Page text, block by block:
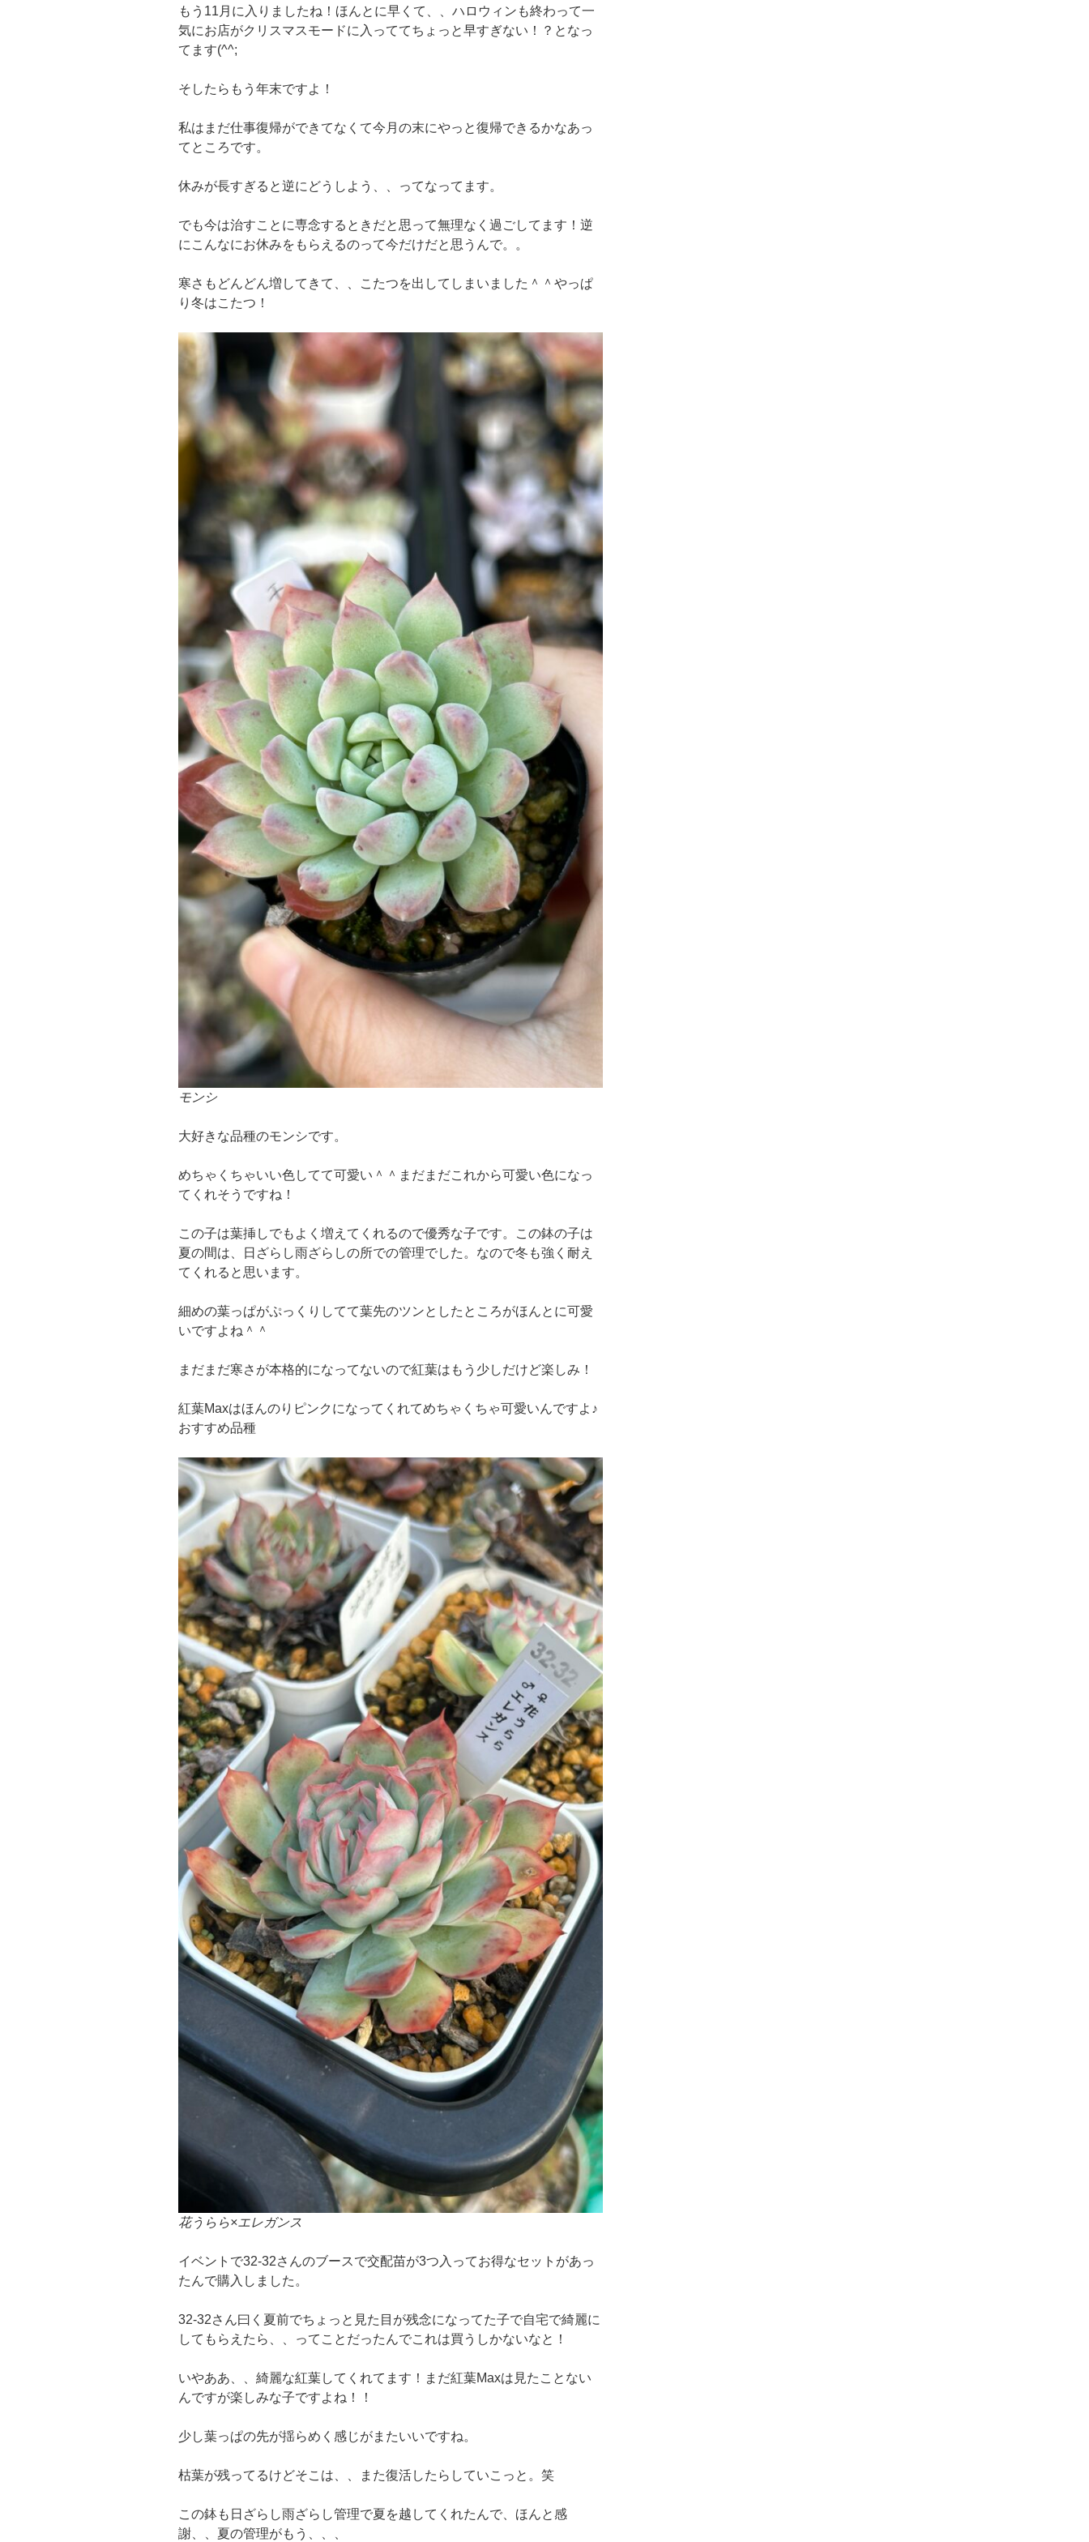
もう11月に入りましたね！ほんとに早くて、、ハロウィンも終わって一
気にお店がクリスマスモードに入っててちょっと早すぎない！？となっ
てます(^^;
そしたらもう年末ですよ！
私はまだ仕事復帰ができてなくて今月の末にやっと復帰できるかなあっ
てところです。
休みが長すぎると逆にどうしよう、、ってなってます。
でも今は治すことに専念するときだと思って無理なく過ごしてます！逆
にこんなにお休みをもらえるのって今だけだと思うんで。。
寒さもどんどん増してきて、、こたつを出してしまいました＾＾やっぱ
り冬はこたつ！
モンシ
大好きな品種のモンシです。
めちゃくちゃいい色してて可愛い＾＾まだまだこれから可愛い色になっ
てくれそうですね！
この子は葉挿しでもよく増えてくれるので優秀な子です。この鉢の子は
夏の間は、日ざらし雨ざらしの所での管理でした。なので冬も強く耐え
てくれると思います。
細めの葉っぱがぷっくりしてて葉先のツンとしたところがほんとに可愛
いですよね＾＾
まだまだ寒さが本格的になってないので紅葉はもう少しだけど楽しみ！
紅葉Maxはほんのりピンクになってくれてめちゃくちゃ可愛いんですよ♪
おすすめ品種
花うらら×エレガンス
イベントで32-32さんのブースで交配苗が3つ入ってお得なセットがあっ
たんで購入しました。
32-32さん曰く夏前でちょっと見た目が残念になってた子で自宅で綺麗に
してもらえたら、、ってことだったんでこれは買うしかないなと！
いやああ、、綺麗な紅葉してくれてます！まだ紅葉Maxは見たことない
んですが楽しみな子ですよね！！
少し葉っぱの先が揺らめく感じがまたいいですね。
枯葉が残ってるけどそこは、、また復活したらしていこっと。笑
この鉢も日ざらし雨ざらし管理で夏を越してくれたんで、ほんと感
謝、、夏の管理がもう、、、